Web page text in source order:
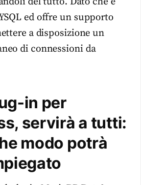
ed offre un supporto
a disposizione un
di connessioni da
in per
servirà a tutti:
modo potrà